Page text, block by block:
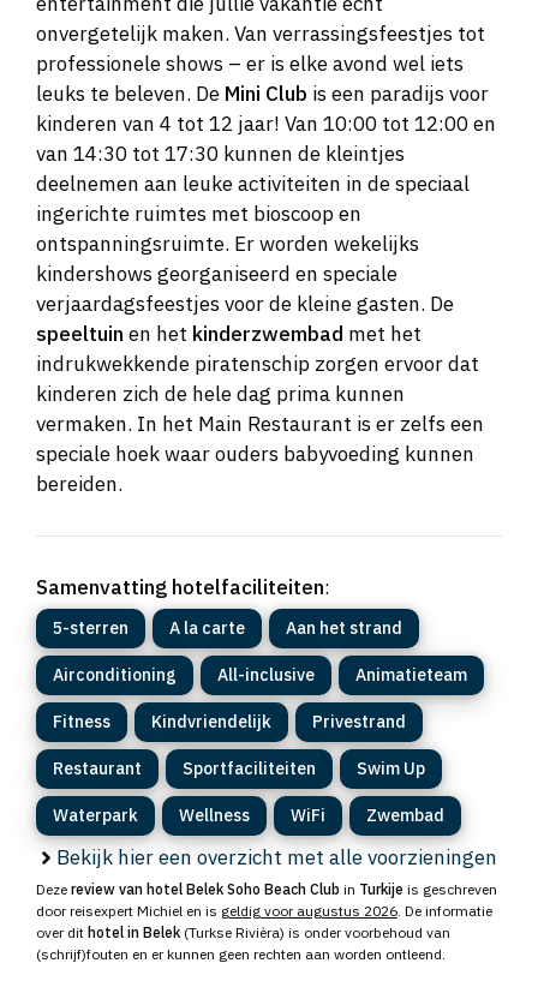
onvergetelijk maken. Van verrassingsfeestjes tot
professionele shows – er is elke avond wel iets
leuks te beleven. De Mini Club is een paradijs voor
kinderen van 4 tot 12 jaar! Van 10:00 tot 12:00 en
van 14:30 tot 17:30 kunnen de kleintjes
deelnemen aan leuke activiteiten in de speciaal
ingerichte ruimtes met bioscoop en
ontspanningsruimte. Er worden wekelijks
kindershows georganiseerd en speciale
verjaardagsfeestjes voor de kleine gasten. De
speeltuin en het kinderzwembad met het
indrukwekkende piratenschip zorgen ervoor dat
kinderen zich de hele dag prima kunnen
vermaken. In het Main Restaurant is er zelfs een
speciale hoek waar ouders babyvoeding kunnen
bereiden.
Samenvatting hotelfaciliteiten:
5-sterren A la carte Aan het strand
Airconditioning All-inclusive Animatieteam
Fitness Kindvriendelijk Privestrand
Restaurant Sportfaciliteiten Swim Up
Waterpark Wellness WiFi Zwembad
Bekijk hier een overzicht met alle voorzieningen
Deze review van hotel Belek Soho Beach Club in Turkije is geschreven
door reisexpert Michiel en is geldig voor augustus 2026. De informatie
over dit hotel in Belek (Turkse Rivièra) is onder voorbehoud van
(schrijf)fouten en er kunnen geen rechten aan worden ontleend.